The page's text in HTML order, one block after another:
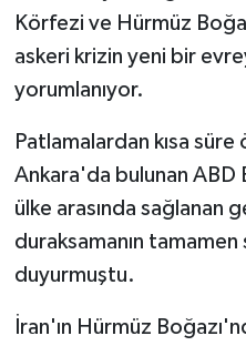
Körfezi ve Hürmüz
askeri krizin yeni bir
yorumlanıyor.
Patlamalardan kısa
Ankara'da bulunan ABD
ülke arasında sağlanan
duraksamanın
duyurmuştu.
İran'ın Hürmüz